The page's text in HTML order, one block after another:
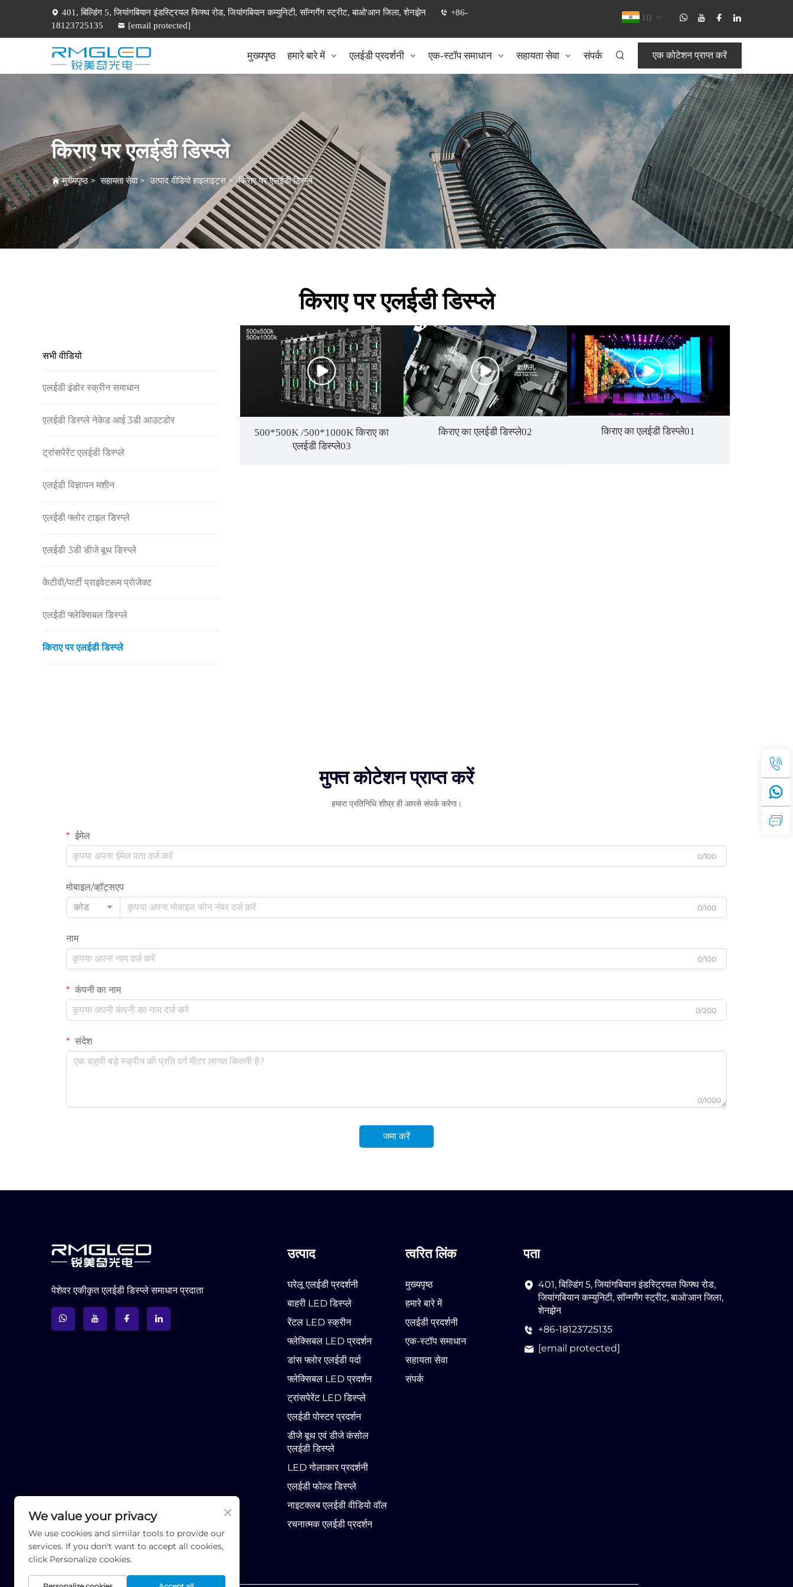
401, बिल्डिंग 5, जियांगबियान इंडस्ट्रियल फिफ्थ रोड, जियांगबियान कम्युनिटी, सॉन्गगैंग स्ट्रीट, बाओ'आन जिला, शेनझ़ेन
+86-
18123725135
[email protected]
HI
मुख्यपृष्ठ हमारे बारे में एलईडी प्रदर्शनी एक-स्टॉप समाधान सहायता सेवा संपर्क एक कोटेशन प्राप्त करें
किराए पर एलईडी डिस्प्ले
मुख्यपृष्ठ>सहायता सेवा> उत्पाद वीडियो हाइलाइट्स>किराए पर एलईडी डिस्प्ले
किराए पर एलईडी डिस्प्ले
सभी वीडियो
एलईडी इंडोर स्क्रीन समाधान
एलईडी डिस्प्ले नेकेड आई 3डी आउटडोर
ट्रांसपेरेंट एलईडी डिस्प्ले
एलईडी विज्ञापन मशीन
एलईडी फ्लोर टाइल डिस्प्ले
एलईडी 3डी डीजे बूथ डिस्प्ले
केटीवी/पार्टी प्राइवेटरूम प्रोजेक्ट
एलईडी फ्लेक्सिबल डिस्प्ले
किराए पर एलईडी डिस्प्ले
500*500K /500*1000K किराए का
एलईडी डिस्प्ले03
किराए का एलईडी डिस्प्ले02 किराए का एलईडी डिस्प्ले01
मुफ्त कोटेशन प्राप्त करें
हमारा प्रतिनिधि शीघ्र ही आपसे संपर्क करेगा।
ईमेल
0/100
मोबाइल/व्हॉट्सएप
कोड
0/100
नाम
0/100
कंपनी का नाम
0/200
संदेश
0/1000
जमा करें
पेशेवर एकीकृत एलईडी डिस्प्ले समाधान प्रदाता
उत्पाद
घरेलू एलईडी प्रदर्शनी
बाहरी LED डिस्प्ले
रेंटल LED स्क्रीन
फ्लेक्सिबल LED प्रदर्शन
डांस फ्लोर एलईडी पर्दा
फ्लेक्सिबल LED प्रदर्शन
ट्रांसपेरेंट LED डिस्प्ले
एलईडी पोस्टर प्रदर्शन
डीजे बूथ एवं डीजे कंसोल
एलईडी डिस्प्ले
LED गोलाकार प्रदर्शनी
एलईडी फोल्ड डिस्प्ले
नाइटक्लब एलईडी वीडियो वॉल
रचनात्मक एलईडी प्रदर्शन
त्वरित लिंक
मुख्यपृष्ठ
हमारे बारे में
एलईडी प्रदर्शनी
एक-स्टॉप समाधान
सहायता सेवा
संपर्क
पता
401, बिल्डिंग 5, जियांगबियान इंडस्ट्रियल फिफ्थ रोड,
जियांगबियान कम्युनिटी, सॉन्गगैंग स्ट्रीट, बाओ'आन जिला,
शेनझ़ेन
+86-18123725135
[email protected]
We value your privacy
We use cookies and similar tools to provide our
services. If you don't want to accept all cookies,
click Personalize cookies.